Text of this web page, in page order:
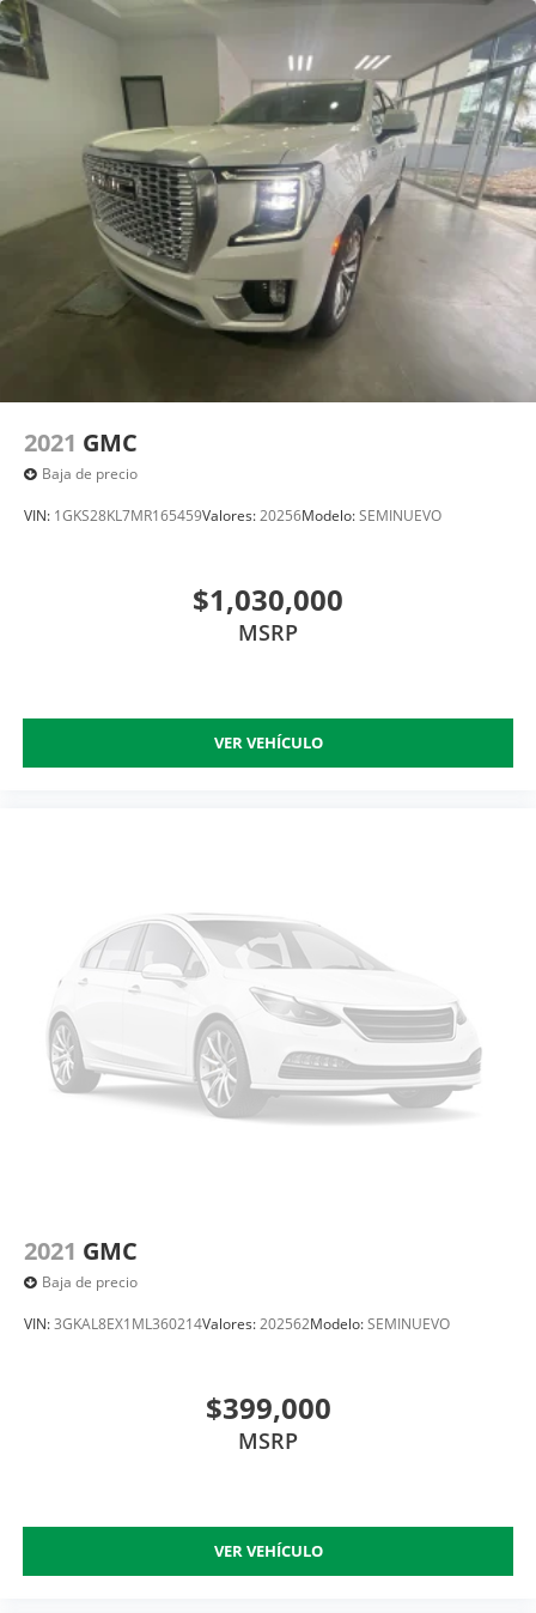
2021 GMC
Baja de precio
VIN: 1GKS28KL7MR165459Valores:20256Modelo:SEMINUEVO
$1,030,000
MSRP
VER VEHÍCULO
2021 GMC
Baja de precio
VIN:3GKAL8EX1ML360214Valores:202562Modelo:SEMINUEVO
$399,000
MSRP
VER VEHÍCULO